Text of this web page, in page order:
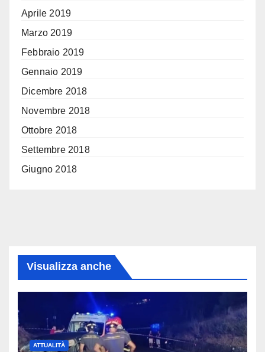
Aprile 2019
Marzo 2019
Febbraio 2019
Gennaio 2019
Dicembre 2018
Novembre 2018
Ottobre 2018
Settembre 2018
Giugno 2018
Visualizza anche
ATTUALITÀ